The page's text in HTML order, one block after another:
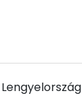
Lengyelország